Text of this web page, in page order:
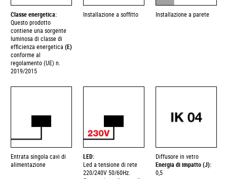
Classe energetica:
Questo prodotto
contiene una sorgente
luminosa di classe di
efficienza energetica(E)
conforme al
regolamento (UE) n.
2019/2015
Installazione a soffitto Installazione a parete
Entrata singola cavi di
alimentazione
LED:
Led a tensione di rete
220/240V 50/60Hz.
Diffusore in vetro
Energia di impatto (J):
0,5